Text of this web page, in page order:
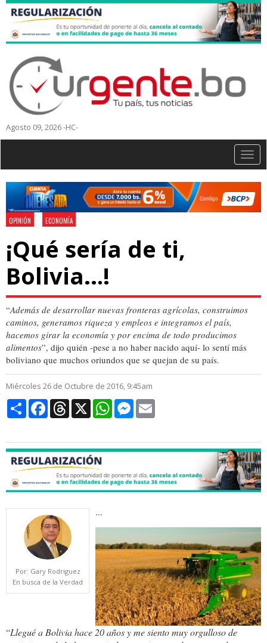
Agosto 09, 2026 -HC-
OPINIÓN ECONOMÍA
¡Qué sería de ti,
Bolivia…!
“Además de desarrollar nuevas fronteras agrícolas, construimos
caminos, generamos riqueza y empleos e integramos el país,
hacemos girar la economía y por encima de todo producimos
alimentos”, dijo quién -pese a no haber nacido aquí- lo sentí más
boliviano que muchos oriundos que se quejan de su país.
Miércoles 26 de Octubre de 2016, 9:45am
CompartirFacebookThreads
X WhatsAppMessenger
Por: Gary Rodriguez
En busca de la Verdad
...
agriculturua.jpg
“Llegué a Bolivia hace 20 años y me siento muy orgulloso de